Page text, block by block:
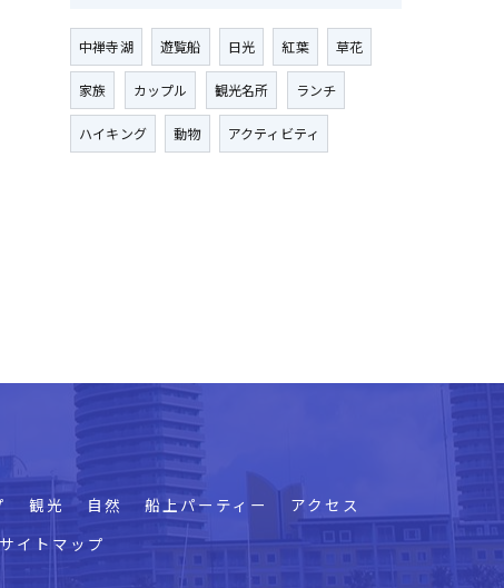
中禅寺湖 遊覧船 日光 紅葉 草花
家族 カップル 観光名所 ランチ
ハイキング 動物 アクティビティ
観光 自然 船上パーティー
アクセス
サイトマップ